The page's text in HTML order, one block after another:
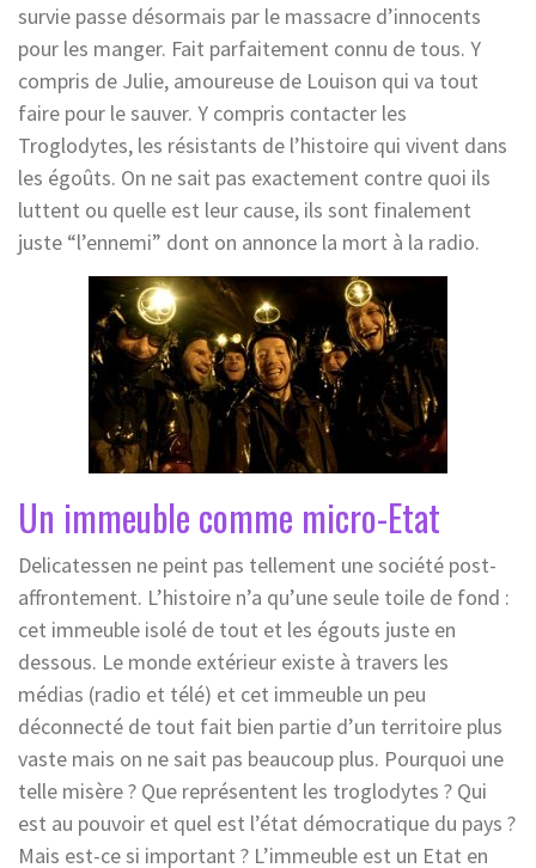
survie passe désormais par le massacre d’innocents
pour les manger. Fait parfaitement connu de tous. Y
compris de Julie, amoureuse de Louison qui va tout
faire pour le sauver. Y compris contacter les
Troglodytes, les résistants de l’histoire qui vivent dans
les égoûts. On ne sait pas exactement contre quoi ils
luttent ou quelle est leur cause, ils sont finalement
juste “l’ennemi” dont on annonce la mort à la radio.
Un immeuble comme micro-Etat
Delicatessen ne peint pas tellement une société post-
affrontement. L’histoire n’a qu’une seule toile de fond :
cet immeuble isolé de tout et les égouts juste en
dessous. Le monde extérieur existe à travers les
médias (radio et télé) et cet immeuble un peu
déconnecté de tout fait bien partie d’un territoire plus
vaste mais on ne sait pas beaucoup plus. Pourquoi une
telle misère ? Que représentent les troglodytes ? Qui
est au pouvoir et quel est l’état démocratique du pays ?
Mais est-ce si important ? L’immeuble est un Etat en